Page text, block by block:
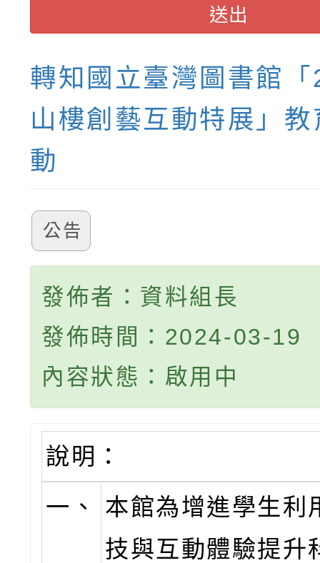
送出
轉知國立臺灣圖書館
山樓創藝互動特展」
動
公告
發佈者：資料組長
發佈時間：2024-03-19
內容狀態：啟用中
說明：
一、
本館為增進學生利
技與互動體驗提升